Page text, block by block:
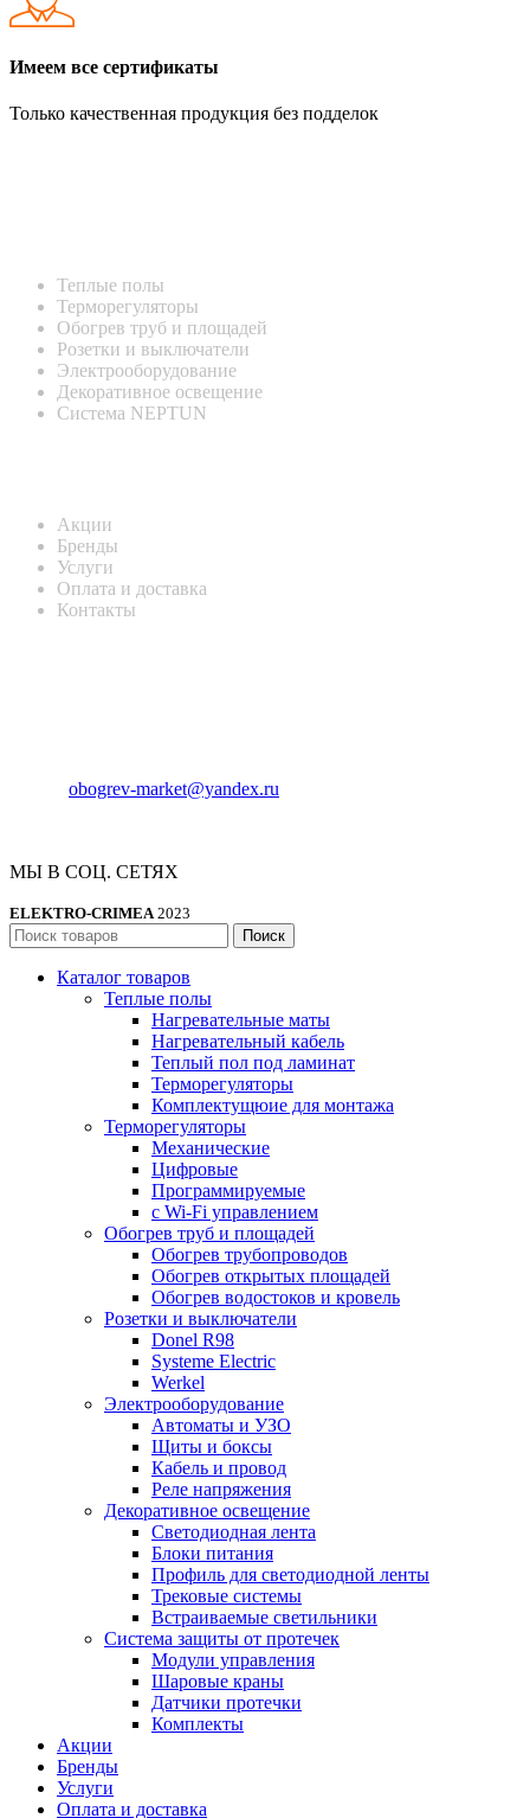
Имеем все сертификаты
Только качественная продукция без подделок
Теплые полы
Терморегуляторы
Обогрев труб и площадей
Розетки и выключатели
Электрооборудование
Декоративное освещение
Система NEPTUN
Акции
Бренды
Услуги
Оплата и доставка
Контакты
obogrev-market@yandex.ru
МЫ В СОЦ. СЕТЯХ
ELEKTRO-CRIMEA 2023
Поиск
Каталог товаров
Теплые полы
Нагревательные маты
Нагревательный кабель
Теплый пол под ламинат
Терморегуляторы
Комплектущюие для монтажа
Терморегуляторы
Механические
Цифровые
Программируемые
с Wi-Fi управлением
Обогрев труб и площадей
Обогрев трубопроводов
Обогрев открытых площадей
Обогрев водостоков и кровель
Розетки и выключатели
Donel R98
Systeme Electric
Werkel
Электрооборудование
Автоматы и УЗО
Щиты и боксы
Кабель и провод
Реле напряжения
Декоративное освещение
Светодиодная лента
Блоки питания
Профиль для светодиодной ленты
Трековые системы
Встраиваемые светильники
Cистема защиты от протечек
Модули управления
Шаровые краны
Датчики протечки
Комплекты
Акции
Бренды
Услуги
Оплата и доставка